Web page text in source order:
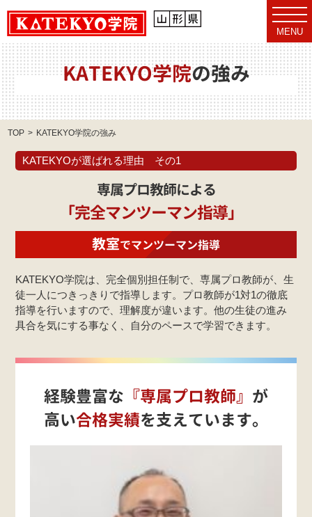
t
o
g
g
l
e
n
v
i
g
n
MENU
KATEKYO学院の強み
TOP KATEKYO学院の強み
KATEKYOが選ばれる理由 その1
専属プロ教師による
「完全マンツーマン指導」
教室でマンツーマン指導
KATEKYO学院は、完全個別担任制で、専属プロ教師が、生
徒一人につきっきりで指導します。プロ教師が1対1の徹底
指導を行いますので、理解度が違います。他の生徒の進み
具合を気にする事なく、自分のペースで学習できます。
経験豊富な 『専属プロ教師』 が
高い合格実績を支えています。